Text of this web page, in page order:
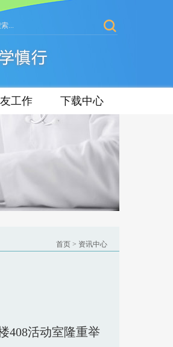
工作 下载中心
首页> 资讯中心
408活动室隆重举